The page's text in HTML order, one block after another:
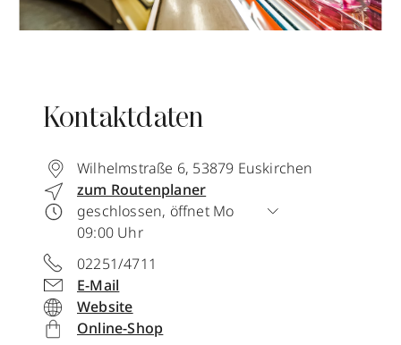
Kontaktdaten
Wilhelmstraße 6, 53879 Euskirchen
zum Routenplaner
geschlossen, öffnet Mo
09:00 Uhr
02251/4711
E-Mail
Website
Online-Shop